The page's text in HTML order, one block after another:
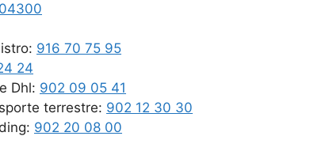
916 70 75 95
24
Dhl: 902 09 05 41
terrestre: 902 12 30 30
902 20 08 00